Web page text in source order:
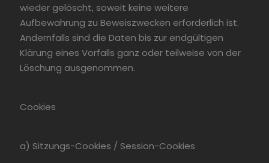
wieder gelöscht, soweit keine weitere
Aufbewahrung zu Beweiszwecken erforderlich ist.
Andernfalls sind die Daten bis zur endgültigen
Klärung eines Vorfalls ganz oder teilweise von der
Löschung ausgenommen.
Cookies
a) Sitzungs-Cookies / Session-Cookies